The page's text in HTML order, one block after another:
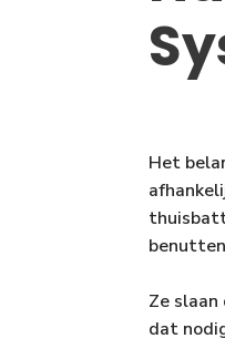
Het
Ze
dat